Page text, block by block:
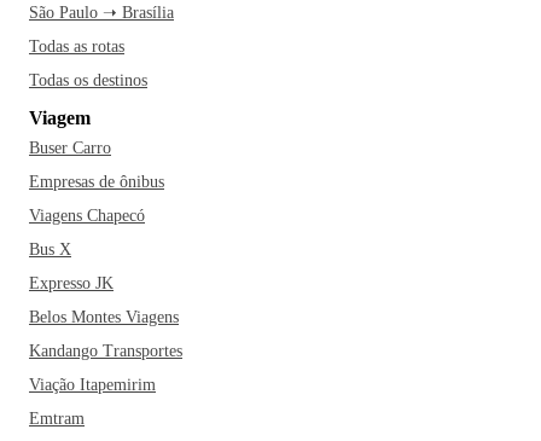
São Paulo ➝ Brasília
Todas as rotas
Todas os destinos
Viagem
Buser Carro
Empresas de ônibus
Viagens Chapecó
Bus X
Expresso JK
Belos Montes Viagens
Kandango Transportes
Viação Itapemirim
Emtram